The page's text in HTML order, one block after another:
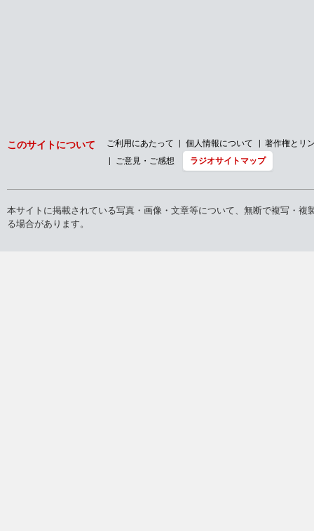
このサイトについて ご利用にあたって 個人情報について
著作権とリ
ご意見・ご感想
ラジオサイトマップ
本サイトに掲載されている写真・画像・文章等について、無断で複写・
る場合があります。